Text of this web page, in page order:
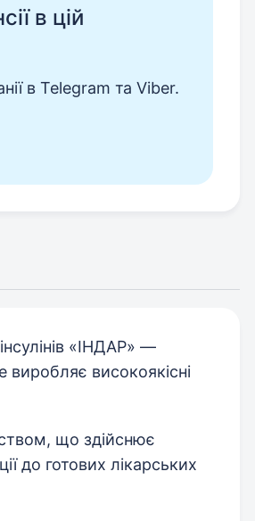
в цій
в Telegram та Viber.
«ІНДАР» —
виробляє високоякісні
що здійснює
до готових лікарських